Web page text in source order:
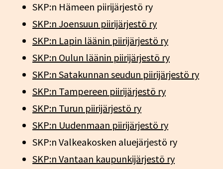
SKP:n Hämeen piirijärjestö ry
SKP:n Joensuun piirijärjestö ry
SKP:n Lapin läänin piirijärjestö ry
SKP:n Oulun läänin piirijärjestö ry
SKP:n Satakunnan seudun piirijärjestö ry
SKP:n Tampereen piirijärjestö ry
SKP:n Turun piirijärjestö ry
SKP:n Uudenmaan piirijärjestö ry
SKP:n Valkeakosken aluejärjestö ry
SKP:n Vantaan kaupunkijärjestö ry